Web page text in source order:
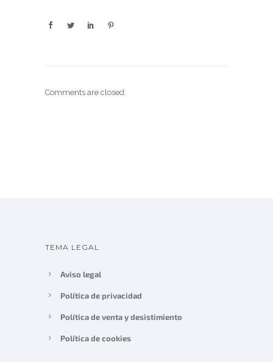
Comments are closed.
TEMA LEGAL
Aviso legal
Política de privacidad
Política de venta y desistimiento
Política de cookies